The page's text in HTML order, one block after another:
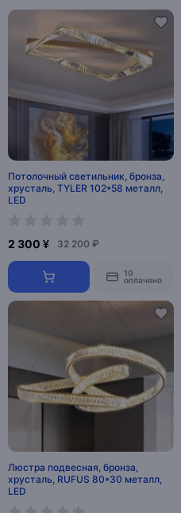
Потолочный светильник, бронза,
хрусталь, TYLER 102*58 металл,
LED
2 300 ¥ 32 200 ₽
10
оплачено
Люстра подвесная, бронза,
хрусталь, RUFUS 80*30 металл,
LED